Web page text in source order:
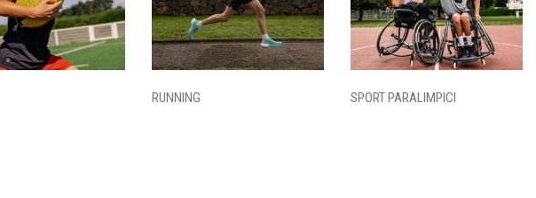
RUNNING SPORT PARALIMPICI